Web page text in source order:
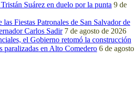
Suárez en duelo por la punta 9 de
Fiestas Patronales de San Salvador de
Carlos Sadir 7 de agosto de 2026
el Gobierno retomó la construcción
paralizadas en Alto Comedero 6 de agosto